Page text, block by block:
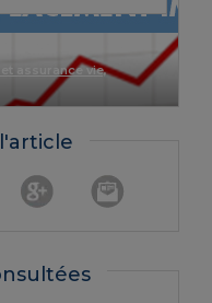
et assurance vie,